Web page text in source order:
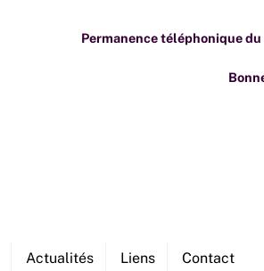
Actualités Liens Contact
Permanence téléphonique du